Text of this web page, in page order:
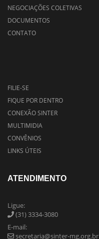
NEGOCIAÇÕES COLETIVAS
DOCUMENTOS
CONTATO
FILIE-SE
FIQUE POR DENTRO
CONEXÃO SINTER
MULTIMIDIA
CONVÊNIOS
LINKS ÚTEIS
ATENDIMENTO
Ligue:
(31) 3334-3080
E-mail:
secretaria@sinter-mg.org.br